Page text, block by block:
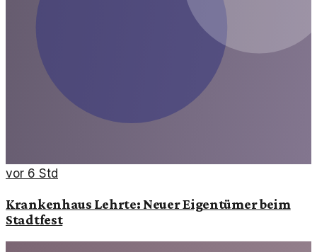
vor 6 Std
Krankenhaus Lehrte: Neuer Eigentümer beim
Stadtfest